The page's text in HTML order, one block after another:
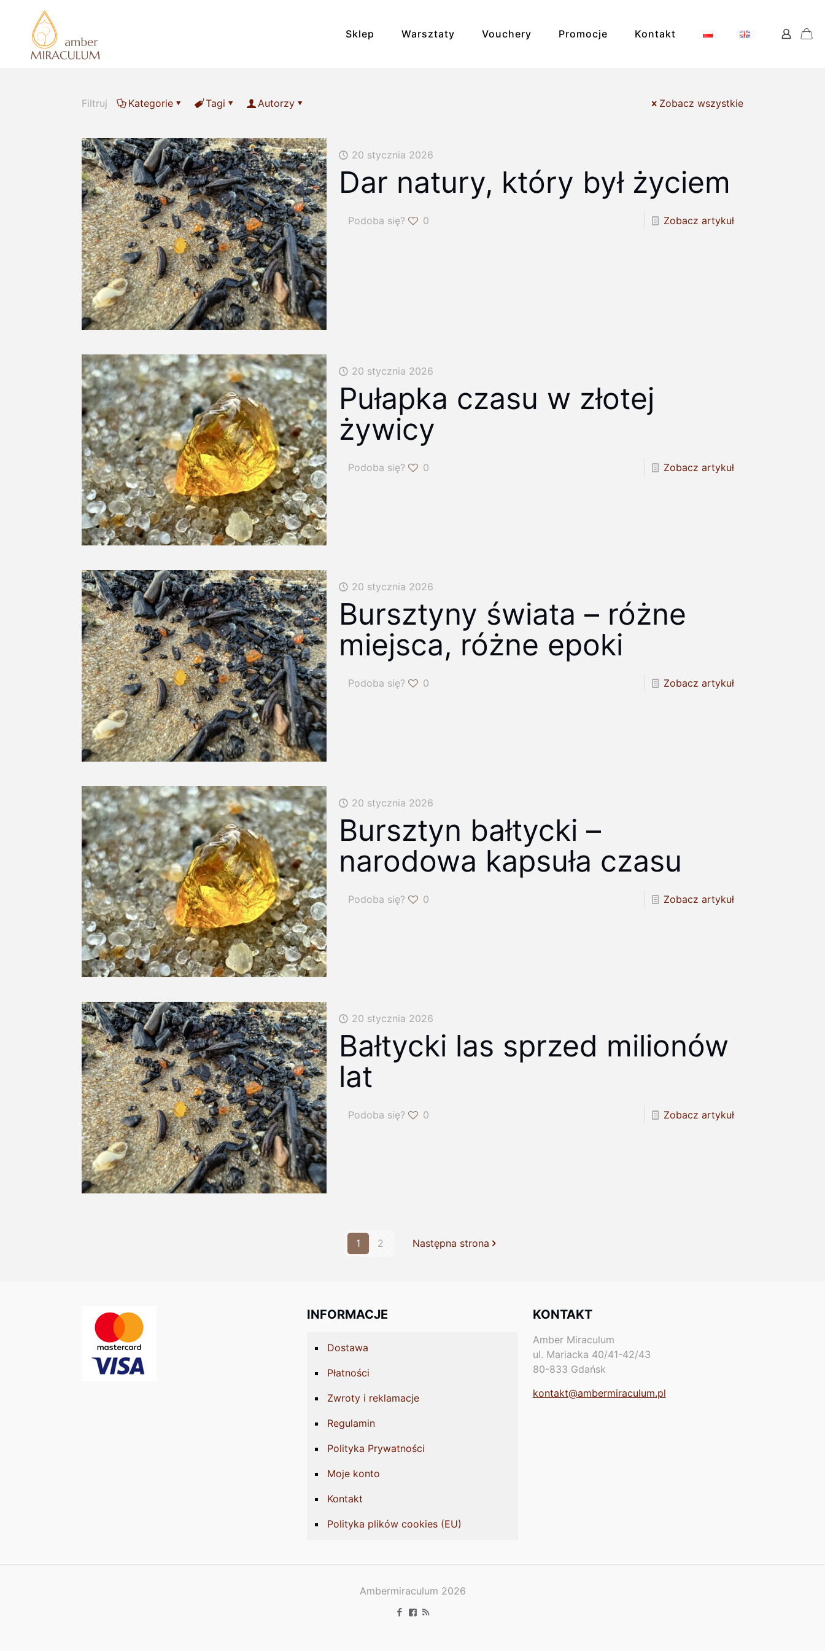
Sklep
Naszyjniki
Unikaty Zdrowie i relaks
Warsztaty Vouchery Promocje Kontakt
Filtruj Kategorie Tagi Autorzy Zobacz wszystkie
20 stycznia 2026
Dar natury, który był życiem
Podoba się? 0 Zobacz artykuł
20 stycznia 2026
Pułapka czasu w złotej
żywicy
Podoba się? 0 Zobacz artykuł
20 stycznia 2026
Bursztyny świata – różne
miejsca, różne epoki
Podoba się? 0 Zobacz artykuł
20 stycznia 2026
Bursztyn bałtycki –
narodowa kapsuła czasu
Podoba się? 0 Zobacz artykuł
20 stycznia 2026
Bałtycki las sprzed milionów
lat
Podoba się? 0 Zobacz artykuł
1 2 Następna strona
INFORMACJE
Dostawa
Płatności
Zwroty i reklamacje
Regulamin
Polityka Prywatności
Moje konto
Kontakt
Polityka plików cookies (EU)
KONTAKT
Amber Miraculum
ul. Mariacka 40/41-42/43
80-833 Gdańsk
kontakt@ambermiraculum.pl
Ambermiraculum 2026